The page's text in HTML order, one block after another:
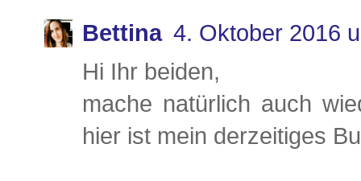
Bettina 4. Oktober 2016
Hi Ihr beiden,
mache natürlich auch
hier ist mein derzeitiges